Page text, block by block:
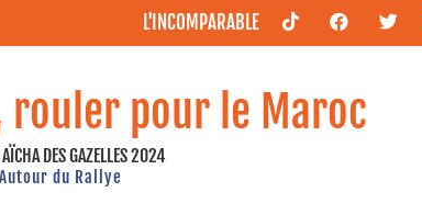
L'INCOMPARABLE
rouler pour le Maroc
AÏCHA DES GAZELLES 2024
Autour du Rallye